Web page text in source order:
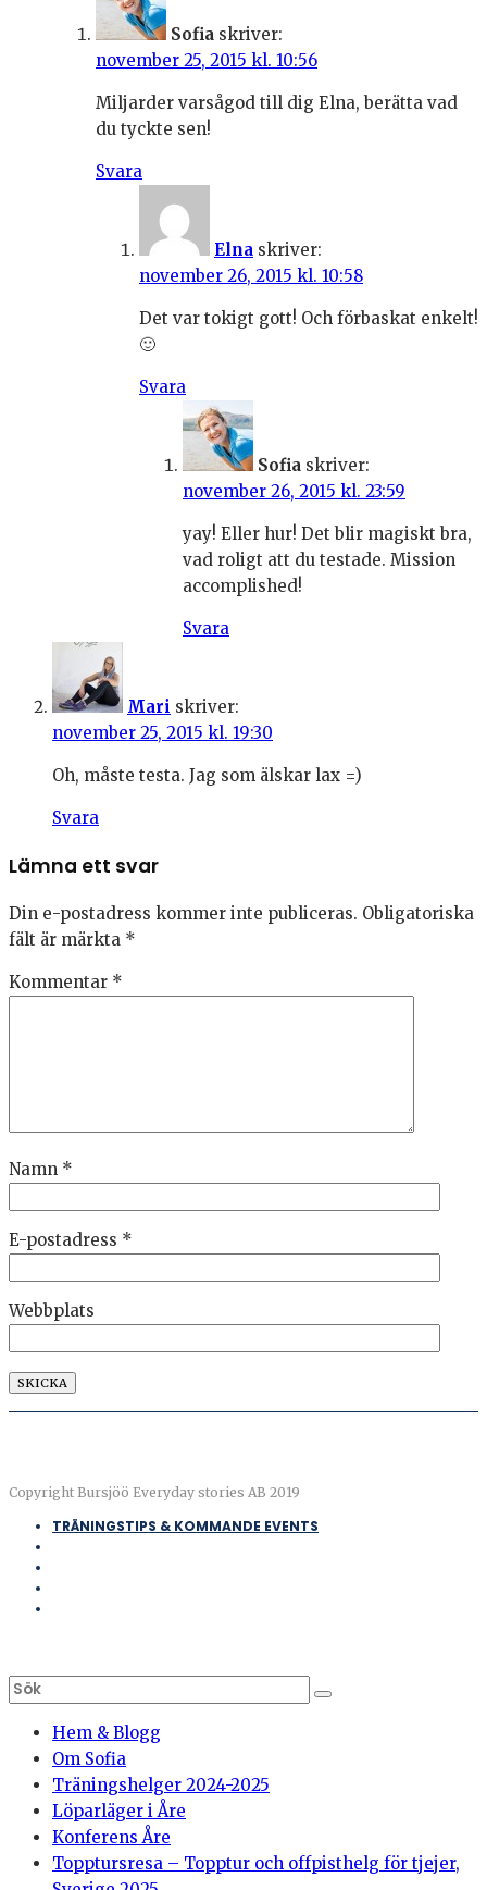
Sofia skriver:
november 25, 2015 kl. 10:56
Miljarder varsågod till dig Elna, berätta vad
du tyckte sen!
Svara
Elna skriver:
november 26, 2015 kl. 10:58
Det var tokigt gott! Och förbaskat enkelt!
🙂
Svara
Sofia skriver:
november 26, 2015 kl. 23:59
yay! Eller hur! Det blir magiskt bra,
vad roligt att du testade. Mission
accomplished!
Svara
Mari skriver:
november 25, 2015 kl. 19:30
Oh, måste testa. Jag som älskar lax =)
Svara
Lämna ett svar
Din e-postadress kommer inte publiceras. Obligatoriska
fält är märkta *
Kommentar *
Namn *
E-postadress *
Webbplats
Copyright Bursjöö Everyday stories AB 2019
TRÄNINGSTIPS & KOMMANDE EVENTS
Hem & Blogg
Om Sofia
Träningshelger 2024-2025
Löparläger i Åre
Konferens Åre
Topptursresa – Topptur och offpisthelg för tjejer,